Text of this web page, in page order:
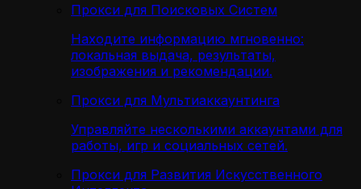
Прокси для Поисковых Систем
Находите информацию мгновенно:
локальная выдача, результаты,
изображения и рекомендации.
Прокси для Мультиаккаунтинга
Управляйте несколькими аккаунтами для
работы, игр и социальных сетей.
Прокси для Развития Искусственного